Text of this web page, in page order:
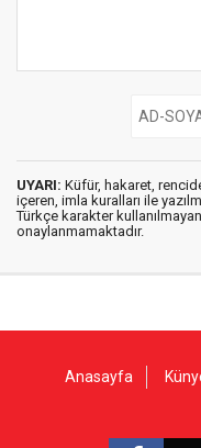
UYARI: Küfür, hakaret,
içeren, imla kuralları ile
Türkçe karakter
onaylanmamaktadır.
Anasayfa